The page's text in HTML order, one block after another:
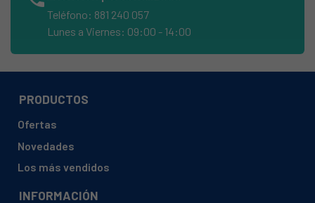
BALAY, 3TS8220/15 TS8220
BALAY, 3TS8220/22 TS8220
BALAY, 3TS8220/23 TS8220
BALAY, 3TS8220/26 TS8220
BALAY, 3TS8220/27 TS8220
BALAY, 3TS8220/30 TS8220
BALAY, 3TS8220/33 TS8220
BALAY, 3TS8220/35 TS8220
BALAY, 3TS823A/01 TS823
Teléfono: 881 240 057
Lunes a Viernes: 09:00 - 14:00
PRODUCTOS
Ofertas
Novedades
Los más vendidos
INFORMACIÓN